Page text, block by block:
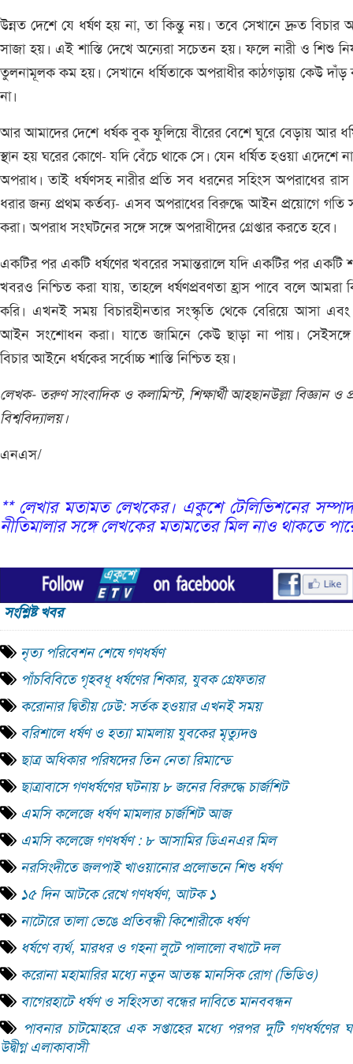
উন্নত দেশে যে ধর্ষণ হয় না, তা কিন্তু নয়। তবে সেখানে দ্রুত বিচার
সাজা হয়। এই শাস্তি দেখে অন্যেরা সচেতন হয়। ফলে নারী ও শিশু
তুলনামূলক কম হয়। সেখানে ধর্ষিতাকে অপরাধীর কাঠগড়ায় কেউ দাঁড়
না।
আর আমাদের দেশে ধর্ষক বুক ফুলিয়ে বীরের বেশে ঘুরে বেড়ায় আর
স্থান হয় ঘরের কোণে- যদি বেঁচে থাকে সে। যেন ধর্ষিত হওয়া এদেশে
অপরাধ। তাই ধর্ষণসহ নারীর প্রতি সব ধরনের সহিংস অপরাধের রাস
ধরার জন্য প্রথম কর্তব্য- এসব অপরাধের বিরুদ্ধে আইন প্রয়োগে গতি
করা। অপরাধ সংঘটনের সঙ্গে সঙ্গে অপরাধীদের গ্রেপ্তার করতে হবে।
একটির পর একটি ধর্ষণের খবরের সমান্তরালে যদি একটির পর একটি
খবরও নিশ্চিত করা যায়, তাহলে ধর্ষণপ্রবণতা হ্রাস পাবে বলে আমরা
করি। এখনই সময় বিচারহীনতার সংস্কৃতি থেকে বেরিয়ে আসা এবং
আইন সংশোধন করা। যাতে জামিনে কেউ ছাড়া না পায়।
বিচার আইনে ধর্ষকের সর্বোচ্চ শাস্তি নিশ্চিত হয়।
লেখক- তরুণ সাংবাদিক ও কলামিস্ট, শিক্ষার্থী আহ্ছানউল্লা বিজ্ঞান ও
বিশ্ববিদ্যালয়।
এনএস/
** লেখার মতামত লেখকের। একুশে টেলিভিশনের
নীতিমালার সঙ্গে লেখকের মতামতের মিল নাও থাকতে
সংশ্লিষ্ট খবর
নৃত্য পরিবেশন শেষে গণধর্ষণ
পাঁচবিবিতে গৃহবধূ ধর্ষণের শিকার, যুবক গ্রেফতার
করোনার দ্বিতীয় ঢেউ: সর্তক হওয়ার এখনই সময়
বরিশালে ধর্ষণ ও হত্যা মামলায় যুবকের মৃত্যুদণ্ড
ছাত্র অধিকার পরিষদের তিন নেতা রিমান্ডে
ছাত্রাবাসে গণধর্ষণের ঘটনায় ৮ জনের বিরুদ্ধে চার্জশিট
এমসি কলেজে ধর্ষণ মামলার চার্জশিট আজ
এমসি কলেজে গণধর্ষণ : ৮ আসামির ডিএনএর মিল
নরসিংদীতে জলপাই খাওয়ানোর প্রলোভনে শিশু ধর্ষণ
১৫ দিন আটকে রেখে গণধর্ষণ, আটক ১
নাটোরে তালা ভেঙে প্রতিবন্ধী কিশোরীকে ধর্ষণ
ধর্ষণে ব্যর্থ, মারধর ও গহনা লুটে পালালো বখাটে দল
করোনা মহামারির মধ্যে নতুন আতঙ্ক মানসিক রোগ (ভিডিও)
বাগেরহাটে ধর্ষণ ও সহিংসতা বন্ধের দাবিতে মানববন্ধন
পাবনার চাটমোহরে এক সপ্তাহের মধ্যে পরপর দুটি গণধর্ষণের
উদ্বীগ্ন এলাকাবাসী